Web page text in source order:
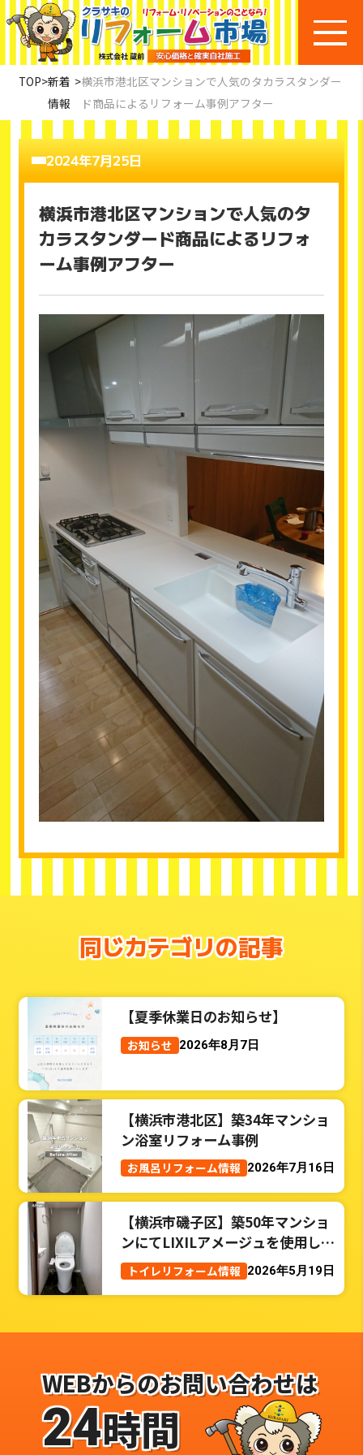
TOP>新着
情報
>横浜市港北区マンションで人気のタカラスタンダー
ド商品によるリフォーム事例アフター
2024年7月25日
横浜市港北区マンションで人気のタ
カラスタンダード商品によるリフォ
ーム事例アフター
同じカテゴリの記事
【夏季休業日のお知らせ】
お知らせ 2026年8月7日
【横浜市港北区】築34年マンショ
ン浴室リフォーム事例
お風呂リフォーム情報 2026年7月16日
【横浜市磯子区】築50年マンショ
ンにてLIXILアメージュを使用した
トイレリフォーム事例
トイレリフォーム情報 2026年5月19日
WEBからのお問い合わせは
24時間